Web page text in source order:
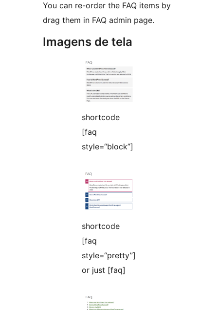
You can re-order the FAQ items by
drag them in FAQ admin page.
Imagens de tela
shortcode
[faq
style=“block”]
shortcode
[faq
style=“pretty”]
or just [faq]